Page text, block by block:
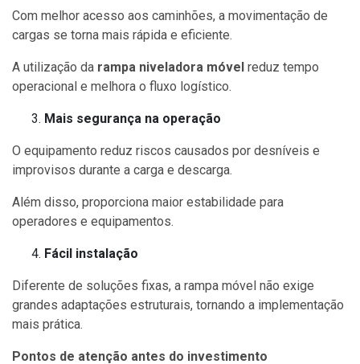
Com melhor acesso aos caminhões, a movimentação de
cargas se torna mais rápida e eficiente.
A utilização da rampa niveladora móvel reduz tempo
operacional e melhora o fluxo logístico.
Mais segurança na operação
O equipamento reduz riscos causados por desníveis e
improvisos durante a carga e descarga.
Além disso, proporciona maior estabilidade para
operadores e equipamentos.
Fácil instalação
Diferente de soluções fixas, a rampa móvel não exige
grandes adaptações estruturais, tornando a implementação
mais prática.
Pontos de atenção antes do investimento